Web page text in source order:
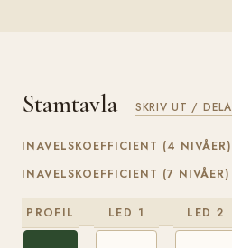
Stamtavla SKRIV UT / DELA
INAVELSKOEFFICIENT (4 NIVÅER)
INAVELSKOEFFICIENT (7 NIVÅER)
PROFIL LED 1 LED 2